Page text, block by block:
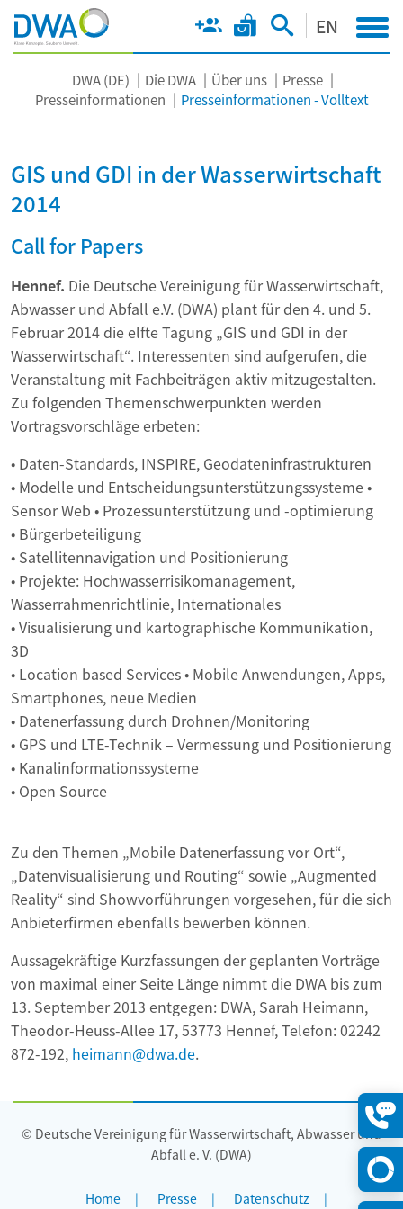
EN
DWA (DE) Die DWA Über uns
Presse
Presseinformationen
Presseinformationen - Volltext
GIS und GDI in der Wasserwirtschaft
2014
Call for Papers
Hennef. Die Deutsche Vereinigung für Wasserwirtschaft,
Abwasser und Abfall e.V. (DWA) plant für den 4. und 5.
Februar 2014 die elfte Tagung „GIS und GDI in der
Wasserwirtschaft“. Interessenten sind aufgerufen, die
Veranstaltung mit Fachbeiträgen aktiv mitzugestalten.
Zu folgenden Themenschwerpunkten werden
Vortragsvorschläge erbeten:
• Daten-Standards, INSPIRE, Geodateninfrastrukturen
• Modelle und Entscheidungsunterstützungssysteme •
Sensor Web • Prozessunterstützung und -optimierung
• Bürgerbeteiligung
• Satellitennavigation und Positionierung
• Projekte: Hochwasserrisikomanagement,
Wasserrahmenrichtlinie, Internationales
• Visualisierung und kartographische Kommunikation,
3D
• Location based Services • Mobile Anwendungen, Apps,
Smartphones, neue Medien
• Datenerfassung durch Drohnen/Monitoring
• GPS und LTE-Technik – Vermessung und Positionierung
• Kanalinformationssysteme
• Open Source
Zu den Themen „Mobile Datenerfassung vor Ort“,
„Datenvisualisierung und Routing“ sowie „Augmented
Reality“ sind Showvorführungen vorgesehen, für die sich
Anbieterfirmen ebenfalls bewerben können.
Aussagekräftige Kurzfassungen der geplanten Vorträge
von maximal einer Seite Länge nimmt die DWA bis zum
13. September 2013 entgegen: DWA, Sarah Heimann,
Theodor-Heuss-Allee 17, 53773 Hennef, Telefon: 02242
872-192, heimann@dwa.de.
© Deutsche Vereinigung für Wasserwirtschaft, Abwasser und
Abfall e. V. (DWA)
Home Presse Datenschutz